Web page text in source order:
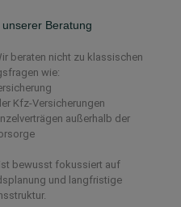
Beratung
beraten nicht zu klassischen
wie:
Kfz-Versicherungen
außerhalb der
bewusst fokussiert auf
und langfristige